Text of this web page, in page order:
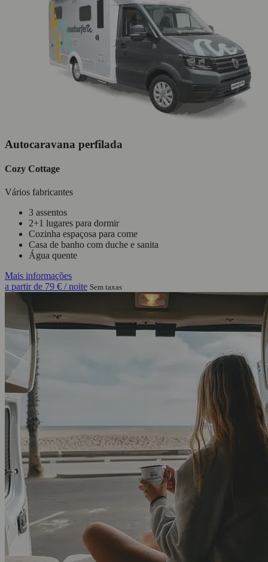
Autocaravana perfilada
Cozy Cottage
Vários fabricantes
3 assentos
2+1 lugares para dormir
Cozinha espaçosa para come
Casa de banho com duche e sanita
Água quente
Mais informações
a partir de 79 € / noite Sem taxas